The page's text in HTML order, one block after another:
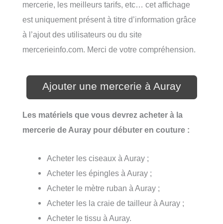
mercerie, les meilleurs tarifs, etc… cet affichage
est uniquement présent à titre d’information grâce
à l’ajout des utilisateurs ou du site
mercerieinfo.com. Merci de votre compréhension.
Ajouter une mercerie à Auray
Les matériels que vous devrez acheter à la
mercerie de Auray pour débuter en couture :
Acheter les ciseaux à Auray ;
Acheter les épingles à Auray ;
Acheter le mètre ruban à Auray ;
Acheter les la craie de tailleur à Auray ;
Acheter le tissu à Auray.